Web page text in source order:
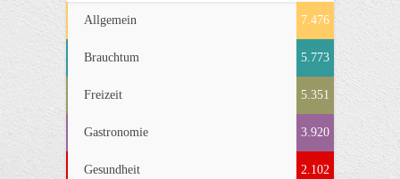
Allgemein 7.476
Brauchtum 5.773
Freizeit 5.351
Gastronomie 3.920
Gesundheit 2.102